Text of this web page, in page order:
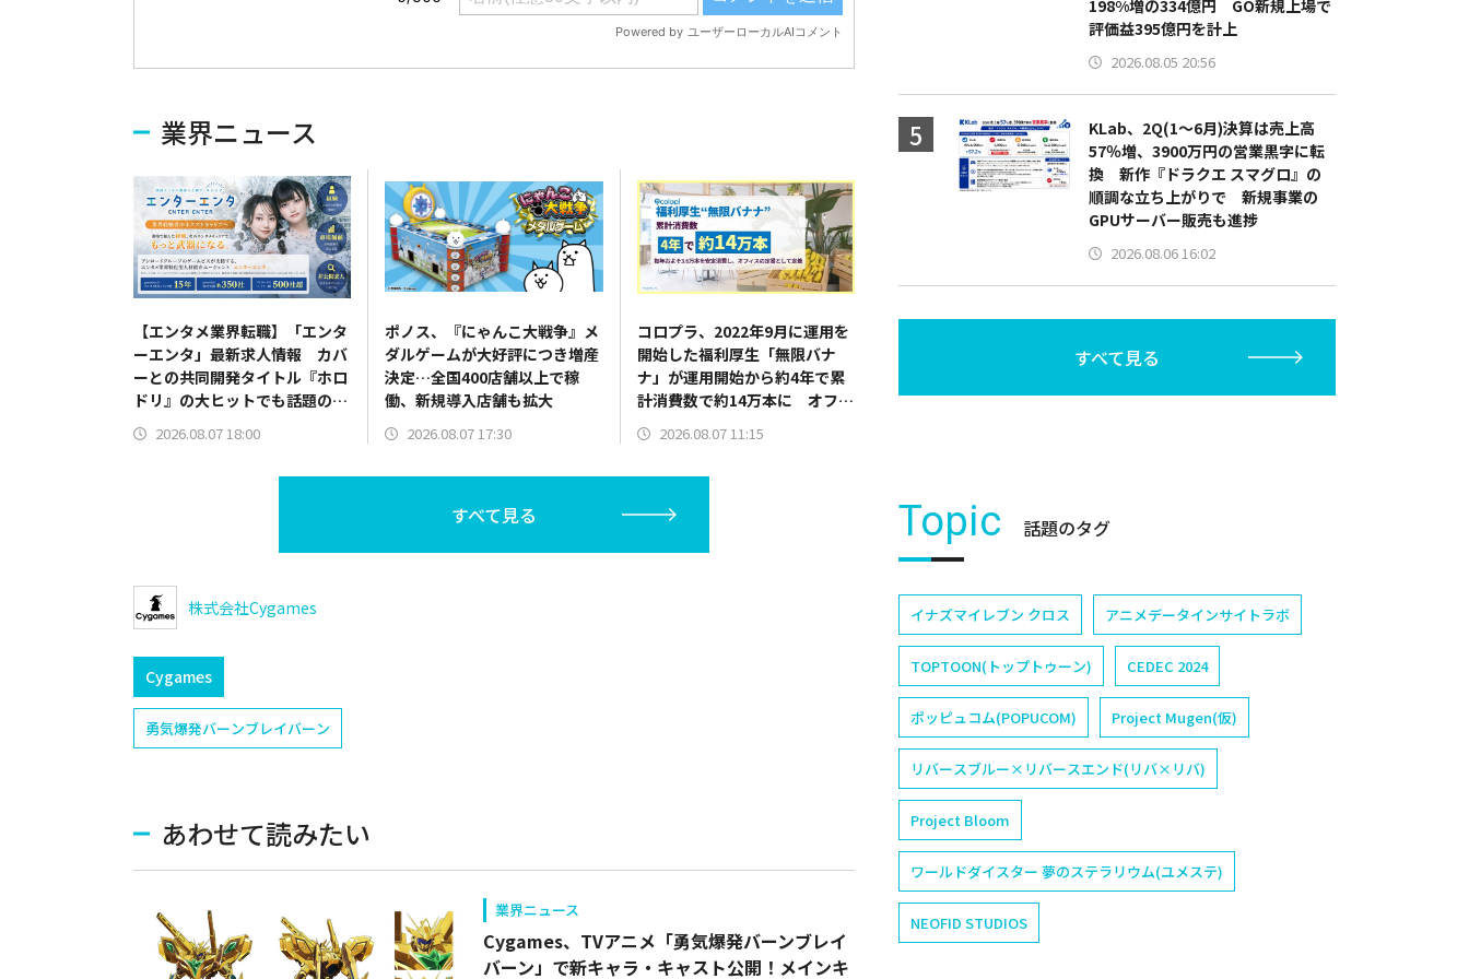
業界ニュース
【エンタメ業界転職】「エンタ
ーエンタ」最新求人情報 カバ
ーとの共同開発タイトル『ホロ
ドリ』の大ヒットでも話題の
QualiArtsの求人情報を紹介
2026.08.07 18:00
ポノス、『にゃんこ大戦争』メ
ダルゲームが大好評につき増産
決定…全国400店舗以上で稼
働、新規導入店舗も拡大
2026.08.07 17:30
コロプラ、2022年9月に運用を
開始した福利厚生「無限バナ
ナ」が運用開始から約4年で累
計消費数で約14万本に オフィ
スの定番として日常に定着
2026.08.07 11:15
すべて見る
株式会社Cygames
Cygames
勇気爆発バーンブレイバーン
あわせて読みたい
業界ニュース
Cygames、TVアニメ「勇気爆発バーンブレイ
バーン」で新キャラ・キャスト公開！メインキ
198%増の334億円 GO新規上場で
評価益395億円を計上
2026.08.05 20:56
KLab、2Q(1～6月)決算は売上高
57％増、3900万円の営業黒字に転
換 新作『ドラクエ スマグロ』の
順調な立ち上がりで 新規事業の
GPUサーバー販売も進捗
2026.08.06 16:02
すべて見る
Topic 話題のタグ
イナズマイレブン クロス アニメデータインサイトラボ
TOPTOON(トップトゥーン) CEDEC 2024
ポッピュコム(POPUCOM) Project Mugen(仮)
リバースブルー×リバースエンド(リバ×リバ)
Project Bloom
ワールドダイスター 夢のステラリウム(ユメステ)
NEOFID STUDIOS